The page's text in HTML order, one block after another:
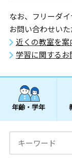
なお、フリーダ
お問い合わせいた
近くの教室を案
学習に関するお
年齢・学年